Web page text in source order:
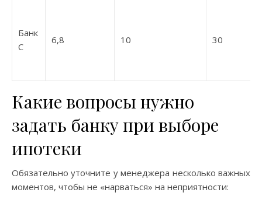
Банк
C
6,8 10 30
Какие вопросы нужно
задать банку при выборе
ипотеки
Обязательно уточните у менеджера несколько важных
моментов, чтобы не «нарваться» на неприятности: